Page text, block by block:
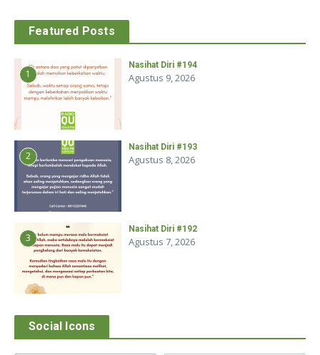
Featured Posts
1
Nasihat Diri #194
Agustus 9, 2026
2
Nasihat Diri #193
Agustus 8, 2026
3
Nasihat Diri #192
Agustus 7, 2026
Social Icons